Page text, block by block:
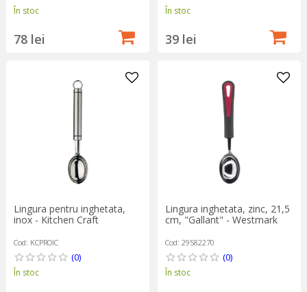
În stoc
78 lei
În stoc
39 lei
Lingura pentru inghetata,
inox - Kitchen Craft
Cod: KCPROIC
(0)
În stoc
Lingura inghetata, zinc, 21,5
cm, "Gallant" - Westmark
Cod: 29582270
(0)
În stoc